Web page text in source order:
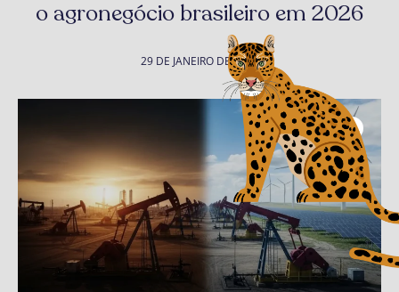
o agronegócio brasileiro em 2026
29 DE JANEIRO DE 2026
Coluna